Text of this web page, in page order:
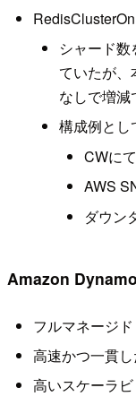
シャード
ていたが、
なしで増減
構成例とし
CWに
AWS
ダウン
Amazon
フルマネージド
高速かつ一貫
高いスケーラビ